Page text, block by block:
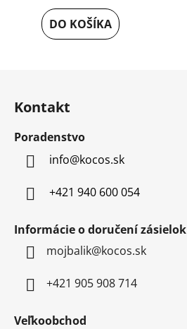
je
4,0
DO KOŠÍKA
Kontakt
Poradenstvo
info@kocos.sk
+421 940 600 054
Informácie o doručení zásielok
mojbalik@kocos.sk
+421 905 908 714
Veľkoobchod